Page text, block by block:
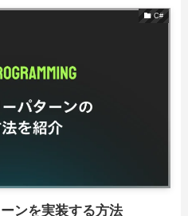
C#
ンを実装する方法